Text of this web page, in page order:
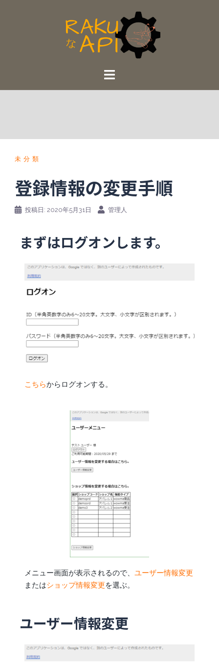
未分類
登録情報の変更手順
投稿日: 2020年5月31日 管理人
まずはログオンします。
こちらからログオンする。
メニュー画面が表示されるので、 ユーザー情報変更
またはショップ情報変更を選ぶ。
ユーザー情報変更